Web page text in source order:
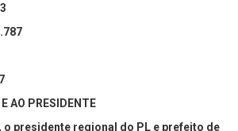
AO PRESIDENTE
o presidente regional do PL e prefeito de